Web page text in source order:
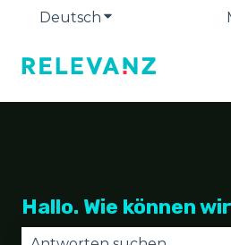
Deutsch Untermenü für
Hallo. Wie können